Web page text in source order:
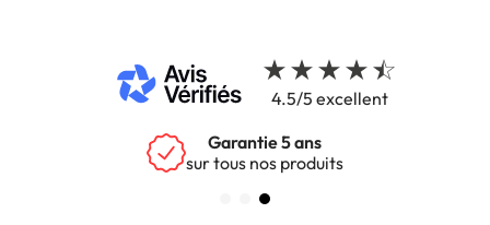
4.5/5 excellent
Garantie 5 ans
sur tous nos produits